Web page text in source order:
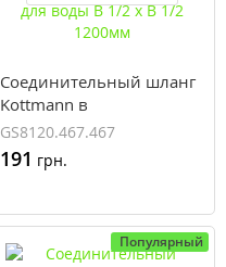
Соединительный шланг
Kottmann в
нержавеющей оплетке
для воды В 1/2 x В 1/2
1200мм
GS8120.467.467
191 грн.
Популярный